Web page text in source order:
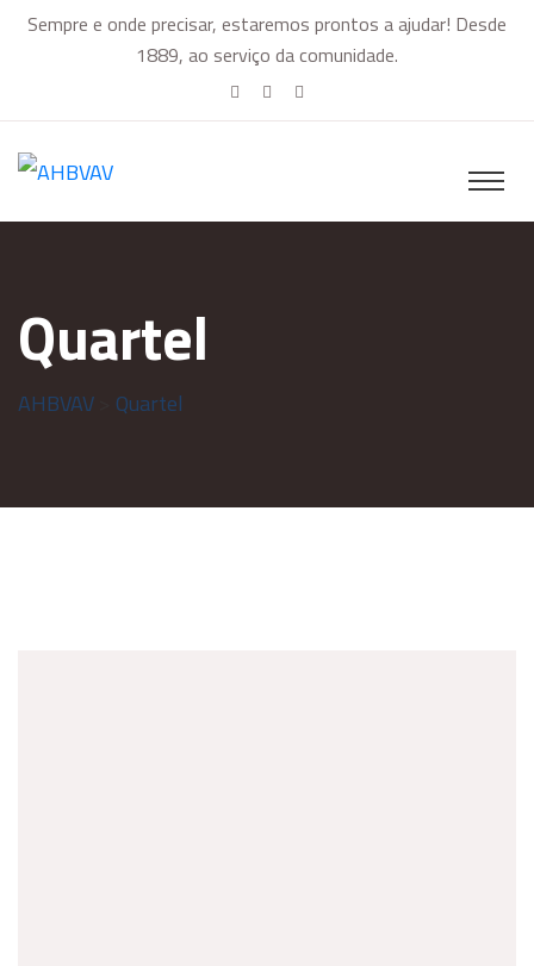
Sempre e onde precisar, estaremos prontos a ajudar! Desde
1889, ao serviço da comunidade.
Quartel
AHBVAV Quartel